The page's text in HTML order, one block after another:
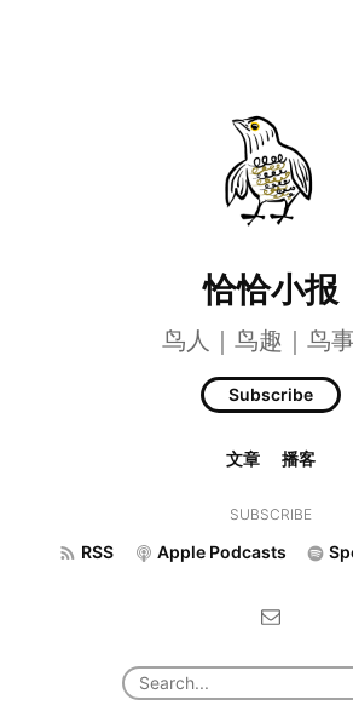
恰恰小报
鸟人｜鸟趣｜鸟
Subscribe
文章 播客
SUBSCRIBE
RSS Apple Podcasts